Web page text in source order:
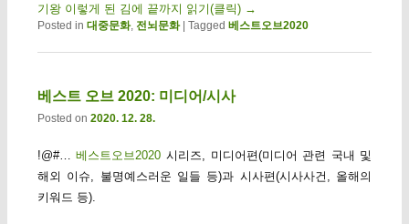
기왕 이렇게 된 김에 끝까지 읽기(클릭) →
Posted in 대중문화, 전뇌문화 | Tagged 베스트오브2020
베스트 오브 2020: 미디어/시사
Posted on 2020. 12. 28.
!@#…베스트오브2020 시리즈, 미디어편(미디어 관련 국내 및
해외 이슈, 불명예스러운 일들 등)과 시사편(시사사건, 올해의
키워드 등).